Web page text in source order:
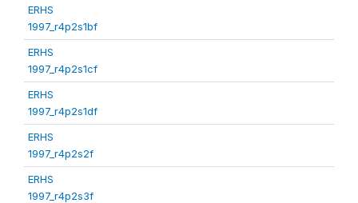
ERHS
1997_r4p2s1bf
ERHS
1997_r4p2s1cf
ERHS
1997_r4p2s1df
ERHS
1997_r4p2s2f
ERHS
1997_r4p2s3f